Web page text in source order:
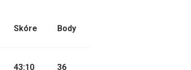
Skóre Body
43:10 36